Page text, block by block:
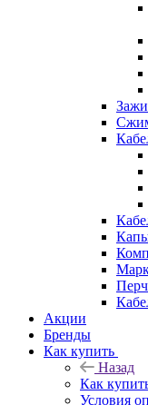
Акции
Бренды
Как купить
Назад
Как
Условия